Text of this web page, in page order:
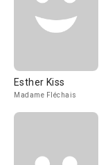
Esther Kiss
Madame Fléchais